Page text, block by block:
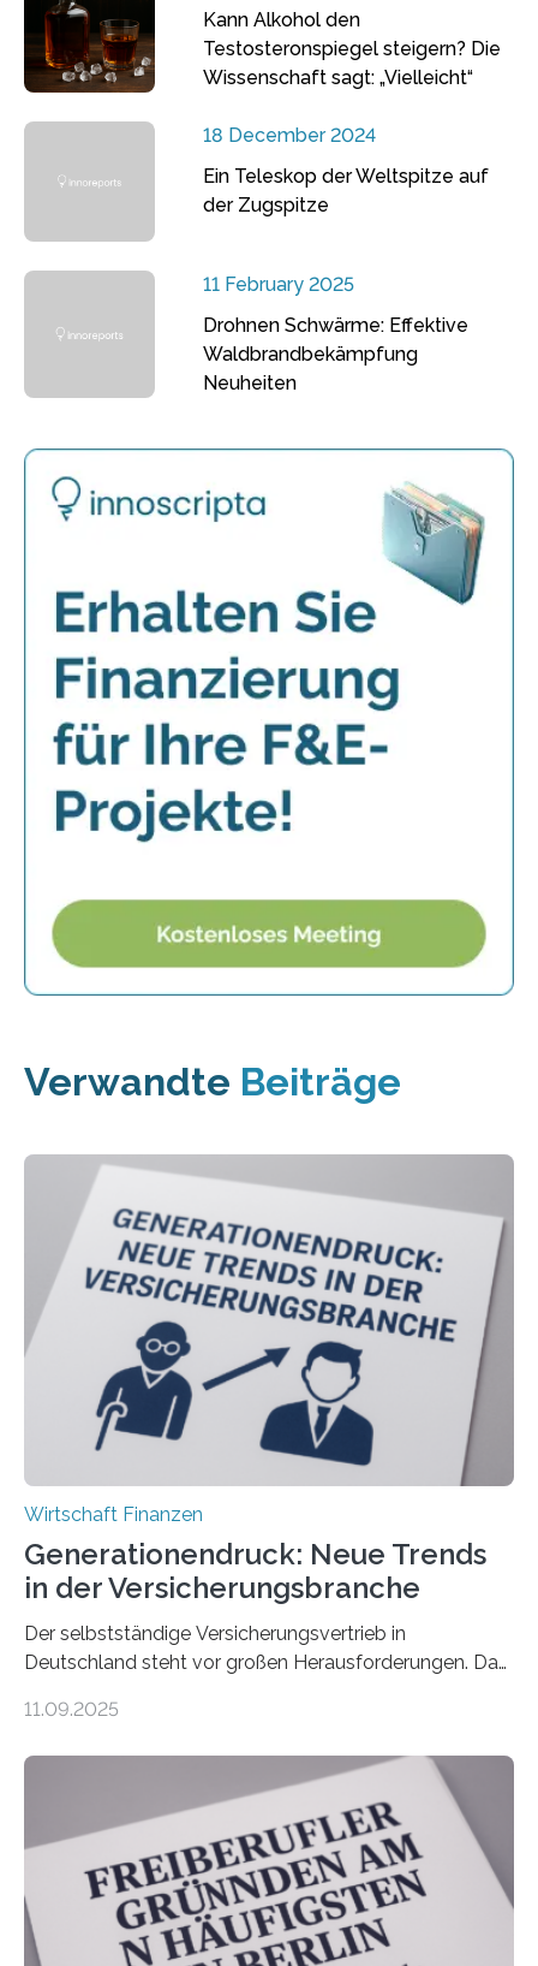
Kann Alkohol den
Testosteronspiegel steigern? Die
Wissenschaft sagt: „Vielleicht“
18 December 2024
Ein Teleskop der Weltspitze auf
der Zugspitze
11 February 2025
Drohnen Schwärme: Effektive
Waldbrandbekämpfung
Neuheiten
Verwandte Beiträge
Wirtschaft Finanzen
Generationendruck: Neue Trends
in der Versicherungsbranche
Der selbstständige Versicherungsvertrieb in
Deutschland steht vor großen Herausforderungen. Das
Dr. Matthias Beenken und Prof. Dr. Lukas Linnenbrink
Bundesverbands Deutscher Versicherungskaufleute e.V.
durchgeführt haben. Die Studie basiert auf den
Antworten von 1.440 selbstständigen
Versicherungsvertreter*innen und -makler*innen. Ein
Ergebnis: Deutlich mehr als die Hälfte der Befragten ist
über 50 Jahre alt und wird in den nächsten Jahren eine
Nachfolgeregelung benötigen. Aber nur ein Drittel hat
11.09.2025